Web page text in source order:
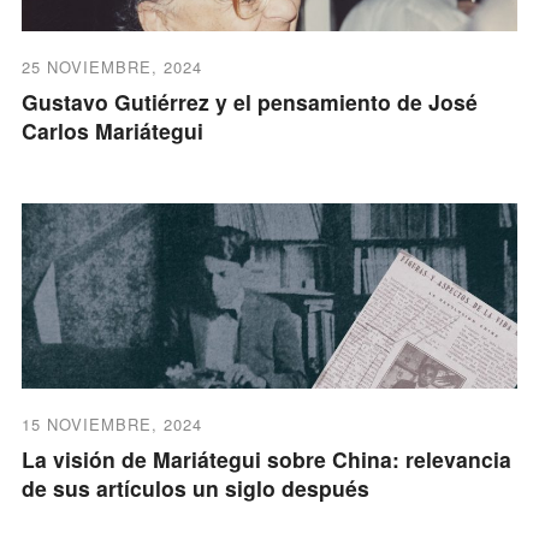
25 NOVIEMBRE, 2024
Gustavo Gutiérrez y el pensamiento de José
Carlos Mariátegui
15 NOVIEMBRE, 2024
La visión de Mariátegui sobre China: relevancia
de sus artículos un siglo después